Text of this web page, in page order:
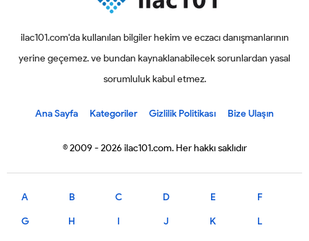
ilac101.com'da kullanılan bilgiler hekim ve eczacı danışmanlarının
yerine geçemez. ve bundan kaynaklanabilecek sorunlardan yasal
sorumluluk kabul etmez.
Ana Sayfa Kategoriler Gizlilik Politikası Bize Ulaşın
© 2009 - 2026 ilac101.com. Her hakkı saklıdır
A B C D E F
G H I J K L